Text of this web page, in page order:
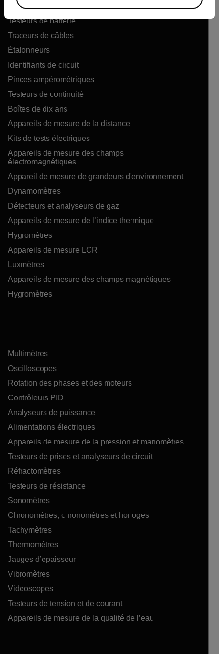
Appareils de mesure de la qualité de l’air
Testeurs de batterie
Traceurs de câbles
Étalonneurs
Identifiants de circuit
Pinces ampérométriques
Testeurs de continuité
Boîtes de dix ans
Appareils de mesure de la distance
Kits de tests électriques
Appareils de mesure des champs
électromagnétiques
Appareil de mesure de grandeurs d'environnement
Dynamomètres
Détecteurs et analyseurs de gaz
Appareils de mesure de l’indice thermique
Hygromètres
Appareils de mesure LCR
Luxmètres
Appareils de mesure des champs magnétiques
Hygromètres
Multimètres
Oscilloscopes
Rotation des phases et des moteurs
Contrôleurs PID
Analyseurs de puissance
Alimentations électriques
Appareils de mesure de la pression et manomètres
Testeurs de prises et analyseurs de circuit
Réfractomètres
Testeurs de résistance
Sonomètres
Chronomètres, chronomètres et horloges
Tachymètres
Thermomètres
Jauges d’épaisseur
Vibromètres
Vidéoscopes
Testeurs de tension et de courant
Appareils de mesure de la qualité de l’eau